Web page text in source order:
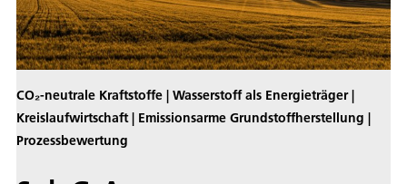
CO₂-neutrale Kraftstoffe | Wasserstoff als Energieträger |
Kreislaufwirtschaft | Emissionsarme Grundstoffherstellung |
Prozessbewertung